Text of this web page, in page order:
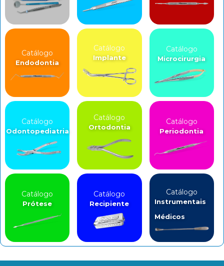
Catálogo
Endodontia
Catálogo
Implante
Catálogo
Microcirurgia
Catálogo
Odontopediatria
Catálogo
Ortodontia
Catálogo
Periodontia
Catálogo
Prótese
Catálogo
Recipiente
Catálogo
Instrumentais
Médicos